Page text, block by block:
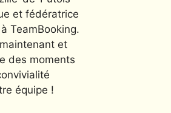
et fédératrice
TeamBooking.
et
des moments
équipe !